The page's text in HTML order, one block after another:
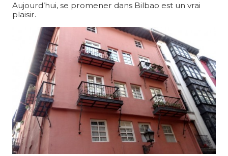
Aujourd’hui, se promener dans Bilbao est un vrai
plaisir.